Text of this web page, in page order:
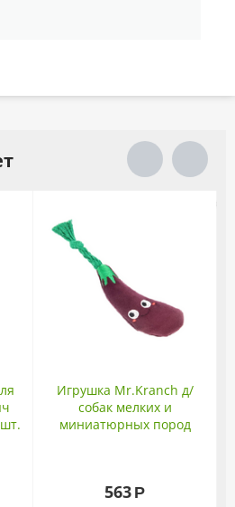
Игрушка Mr.Kranch д/
собак мелких и
миниатюрных пород
563 Р